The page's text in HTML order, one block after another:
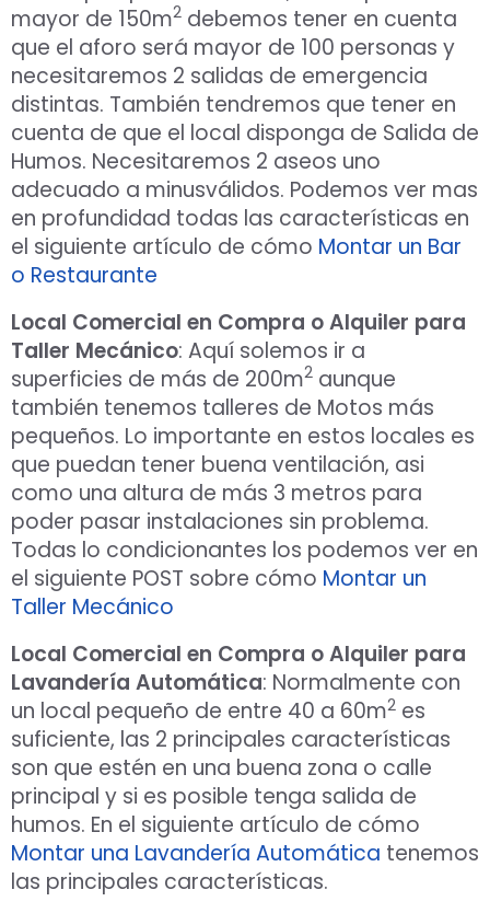
mayor de 150m2 debemos tener en cuenta
que el aforo será mayor de 100 personas y
necesitaremos 2 salidas de emergencia
distintas. También tendremos que tener en
cuenta de que el local disponga de Salida de
Humos. Necesitaremos 2 aseos uno
adecuado a minusválidos. Podemos ver mas
en profundidad todas las características en
el siguiente artículo de cómo Montar un Bar
o Restaurante
Local Comercial en Compra o Alquiler para
Taller Mecánico: Aquí solemos ir a
superficies de más de 200m2 aunque
también tenemos talleres de Motos más
pequeños. Lo importante en estos locales es
que puedan tener buena ventilación, asi
como una altura de más 3 metros para
poder pasar instalaciones sin problema.
Todas lo condicionantes los podemos ver en
el siguiente POST sobre cómo Montar un
Taller Mecánico
Local Comercial en Compra o Alquiler para
Lavandería Automática: Normalmente con
un local pequeño de entre 40 a 60m2 es
suficiente, las 2 principales características
son que estén en una buena zona o calle
principal y si es posible tenga salida de
humos. En el siguiente artículo de cómo
Montar una Lavandería Automática tenemos
las principales características.